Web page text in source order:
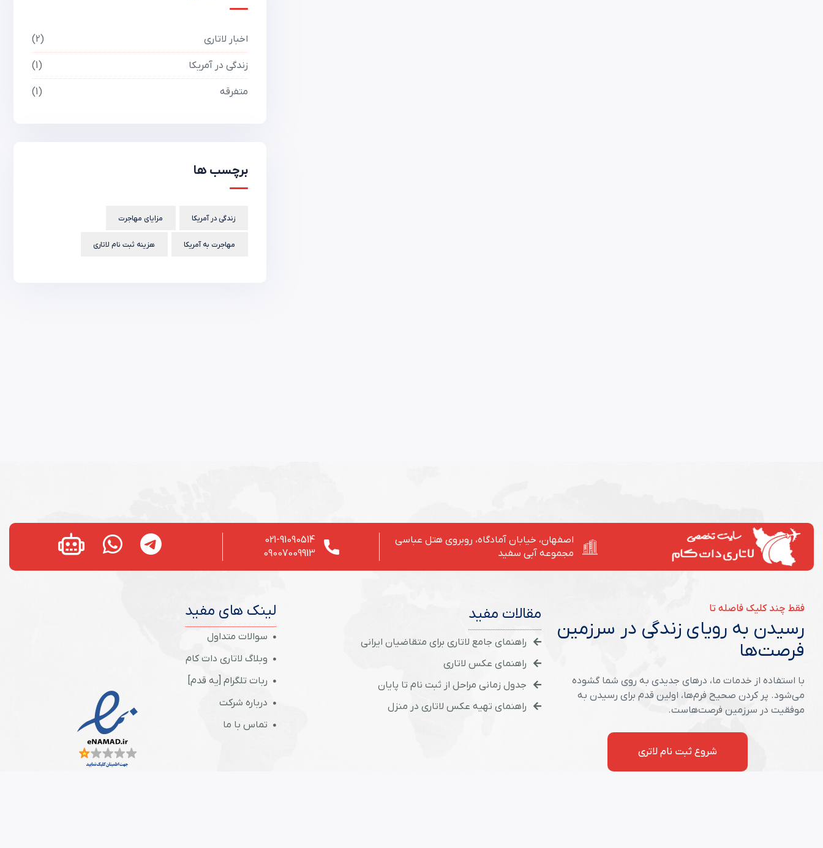
اخبار لاتاری 2
زندگی در آمریکا 1
متفرقه 1
برچسب ها
زندگی در آمریکا مزایای مهاجرت
مهاجرت به آمریکا هزینه ثبت نام لاتاری
اصفهان، خیابان آمادگاه، روبروی هتل عباسی
مجموعه آبی سفید
021-91090514
09007009913
فقط چند کلیک فاصله تا
رسیدن به رویای زندگی در سرزمین
فرصت‌ها
با استفاده از خدمات ما، درهای جدیدی به روی شما گشوده
می‌شود. پر کردن صحیح فرم‌ها، اولین قدم برای رسیدن به
موفقیت در سرزمین فرصت‌هاست.
شروع ثبت نام لاتری
مقالات مفید
راهنمای جامع لاتاری برای متقاضیان ایرانی
راهنمای عکس لاتاری
جدول زمانی مراحل از ثبت نام تا پایان
راهنمای تهیه عکس لاتاری در منزل
لینک های مفید
سوالات متداول
وبلاگ لاتاری دات کام
ربات تلگرام [یه قدم]
درباره شرکت
تماس با ما